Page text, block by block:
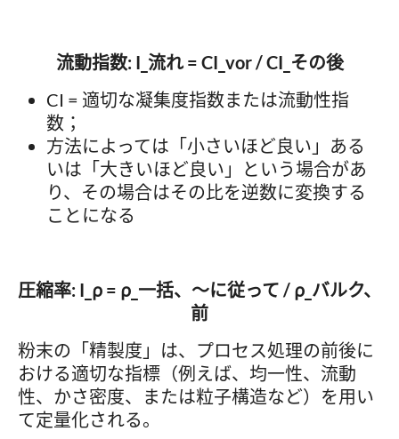
流動指数: I_流れ = CI_vor / CI_その後
CI = 適切な凝集度指数または流動性指
数；
方法によっては「小さいほど良い」ある
いは「大きいほど良い」という場合があ
り、その場合はその比を逆数に変換する
ことになる
圧縮率: I_ρ = ρ_一括、～に従って / ρ_バルク、
前
粉末の「精製度」は、プロセス処理の前後に
おける適切な指標（例えば、均一性、流動
性、かさ密度、または粒子構造など）を用い
て定量化される。